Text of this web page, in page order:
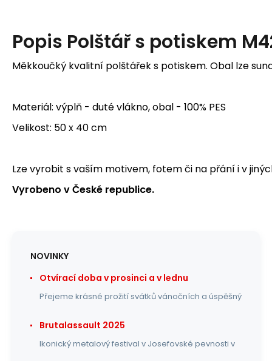
Popis Polštář s potiskem
Měkkoučký kvalitní polštářek s potiskem. Obal lze
Materiál: výplň - duté vlákno, obal - 100% PES
Velikost: 50 x 40 cm
Lze vyrobit s vaším motivem, fotem či na přání i v
Vyrobeno v České republice.
NOVINKY
Otvírací doba v prosinci a v lednu
Přejeme krásné prožití svátků vánočních a úspěšný
Brutalassault 2025
Ikonický metalový festival v Josefovské pevnosti v